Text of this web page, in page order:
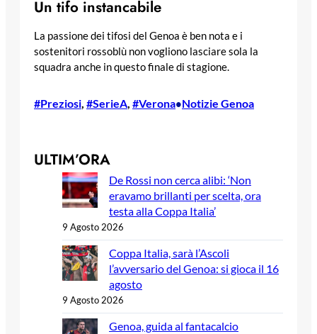
Un tifo instancabile
La passione dei tifosi del Genoa è ben nota e i
sostenitori rossoblù non vogliono lasciare sola la
squadra anche in questo finale di stagione.
#Preziosi, #SerieA, #Verona•Notizie Genoa
ULTIM’ORA
De Rossi non cerca alibi: ‘Non
eravamo brillanti per scelta, ora
testa alla Coppa Italia’
9 Agosto 2026
Coppa Italia, sarà l’Ascoli
l’avversario del Genoa: si gioca il 16
agosto
9 Agosto 2026
Genoa, guida al fantacalcio